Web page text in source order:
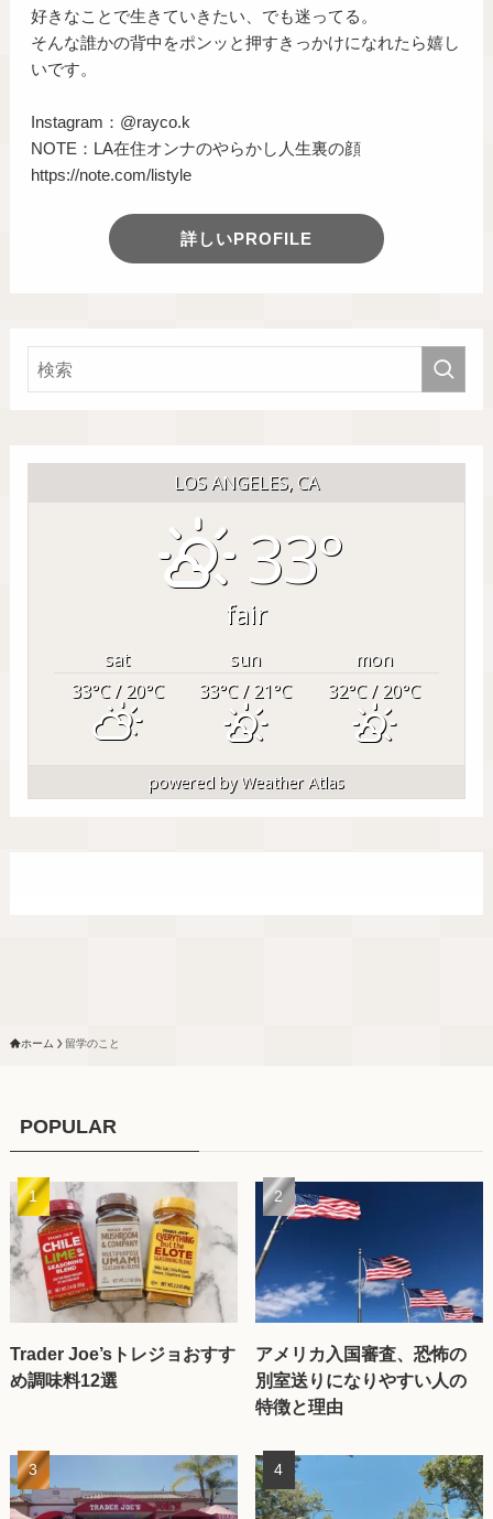
好きなことで生きていきたい、でも迷ってる。
そんな誰かの背中をポンッと押すきっかけになれたら嬉し
いです。
Instagram：@rayco.k
NOTE：LA在住オンナのやらかし人生裏の顔
https://note.com/listyle
詳しいPROFILE
LOS ANGELES, CA
33°
fair
sat sun
mon
33°C/ 20°C 33°C/ 21°C 32°C/ 20°C
powered by Weather Atlas
ホーム 留学のこと
POPULAR
Trader Joe’sトレジョおすす
め調味料12選
アメリカ入国審査、恐怖の
別室送りになりやすい人の
特徴と理由